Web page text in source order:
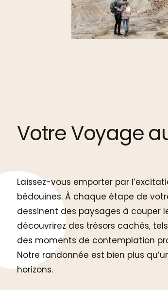
Votre Voyage
Laissez-vous emporter par
bédouines. À chaque étape de
dessinent des paysages à couper
découvrirez des trésors cachés,
des moments de contemplation
Notre randonnée est bien plus
horizons.